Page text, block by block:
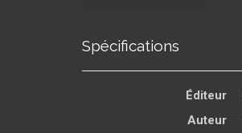
Spécifications
Éditeur
Auteur